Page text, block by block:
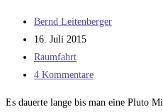
Beitrags-
Autor:
Bernd Leitenberger
Beitrag
veröffentlicht:
16. Juli 2015
Beitrags-
Kategorie:
Raumfahrt
Beitrags-
4 Kommentare
Es dauerte lange bis man eine Pluto